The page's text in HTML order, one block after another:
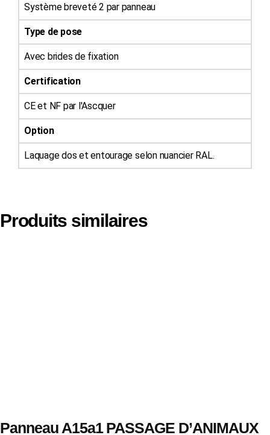
Système breveté 2 par panneau
Type de pose
Avec brides de fixation
Certification
CE et NF par l'Ascquer
Option
Laquage dos et entourage selon nuancier RAL.
Produits similaires
Panneau A15a1 PASSAGE D’ANIMAUX